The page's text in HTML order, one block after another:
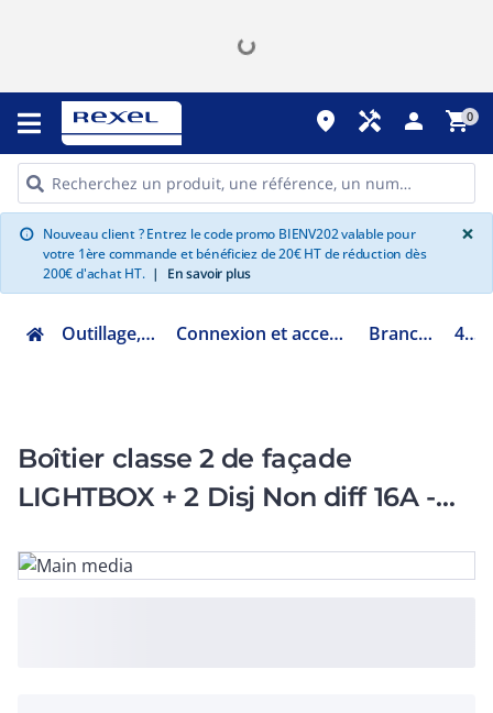
place handyman person shopping_cart0
info Nouveau client ? Entrez le code promo BIENV202 valable pour
votre 1ère commande et bénéficiez de 20€ HT de réduction dès
200€ d'achat HT. | En savoir plus
×
Outillage, mesure et fixation Connexion et accessoires d'installation électrique Branchement aérien 48941
Boîtier classe 2 de façade
LIGHTBOX + 2 Disj Non diff 16A -